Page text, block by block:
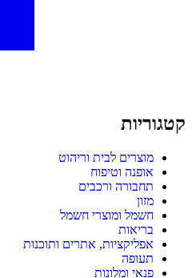
קטגוריות
מוצרים לבית וריהוט
אופנה וטיפוח
תחבורה ורכבים
מזון
חשמל ומוצרי חשמל
בריאות
אפליקציות, אתרים ותוכנות
תעופה
פנאי ומלונות